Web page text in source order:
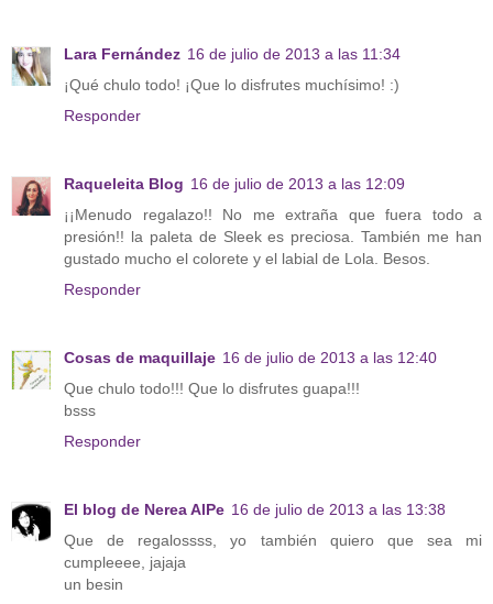
Lara Fernández 16 de julio de 2013 a las 11:34
¡Qué chulo todo! ¡Que lo disfrutes muchísimo! :)
Responder
Raqueleita Blog 16 de julio de 2013 a las 12:09
¡¡Menudo regalazo!! No me extraña que fuera todo a
presión!! la paleta de Sleek es preciosa. También me han
gustado mucho el colorete y el labial de Lola. Besos.
Responder
Cosas de maquillaje 16 de julio de 2013 a las 12:40
Que chulo todo!!! Que lo disfrutes guapa!!!
bsss
Responder
El blog de Nerea AlPe 16 de julio de 2013 a las 13:38
Que de regalossss, yo también quiero que sea mi
cumpleeee, jajaja
un besin